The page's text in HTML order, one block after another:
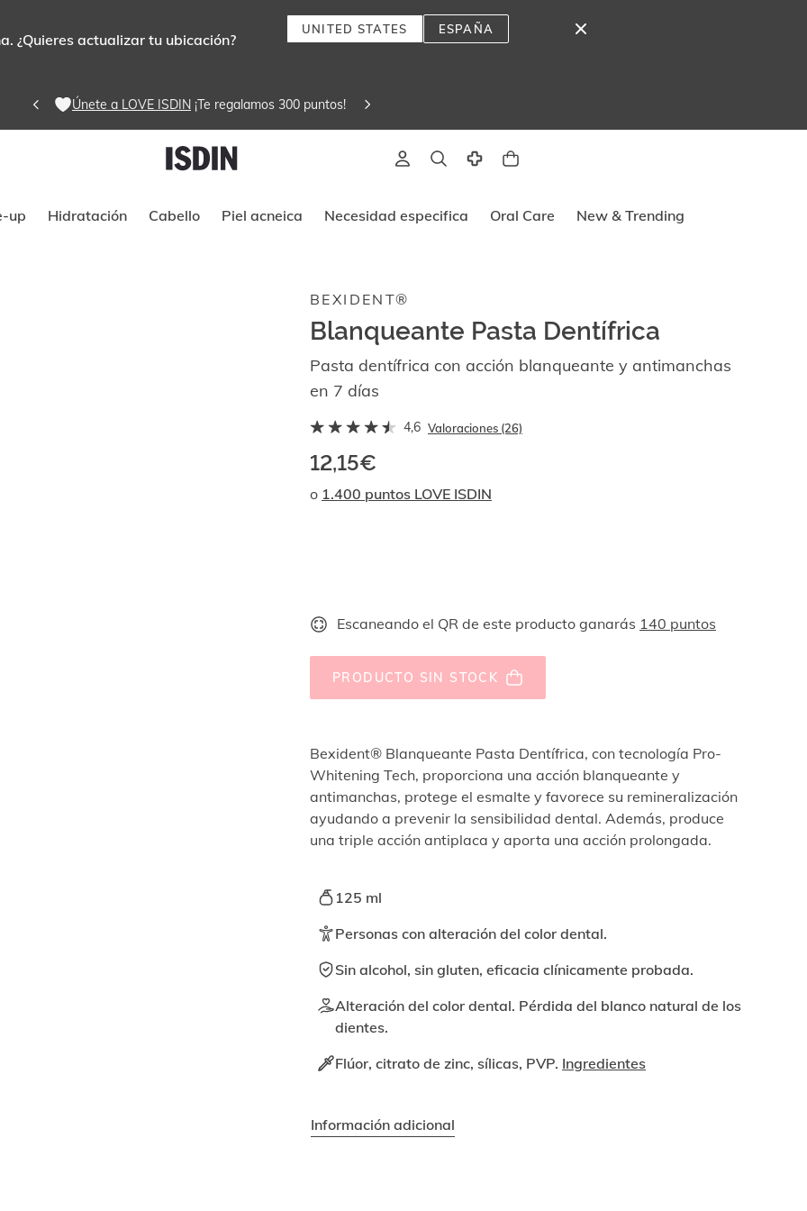
¿Quieres actualizar tu ubicación?
UNITED STATES ESPAÑA
Únete a LOVE ISDIN ¡Te regalamos 300 puntos!
Instrucciones de navegación por teclado
up Hidratación Cabello Piel acneica Necesidad especifica Oral Care New & Trending
BEXIDENT®
Blanqueante Pasta Dentífrica
Pasta dentífrica con acción blanqueante y antimanchas
en 7 días
4,6 Valoraciones (26)
12,15€
o 1.400 puntos LOVE ISDIN
Escaneando el QR de este producto ganarás 140 puntos
PRODUCTO SIN STOCK
Bexident® Blanqueante Pasta Dentífrica, con tecnología Pro-
Whitening Tech, proporciona una acción blanqueante y
antimanchas, protege el esmalte y favorece su remineralización
ayudando a prevenir la sensibilidad dental. Además, produce
una triple acción antiplaca y aporta una acción prolongada.
125 ml
Personas con alteración del color dental.
Sin alcohol, sin gluten, eficacia clínicamente probada.
Alteración del color dental. Pérdida del blanco natural de los
dientes.
Flúor, citrato de zinc, sílicas, PVP. Ingredientes
Información adicional